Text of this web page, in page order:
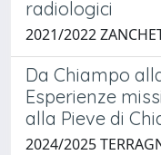
radiologici
2021/2022
Da Chiampo
Esperienze
alla Pieve di
2024/2025